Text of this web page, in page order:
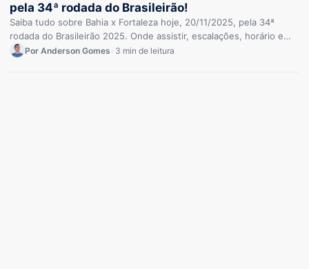
pela 34ª rodada do Brasileirão!
Saiba tudo sobre Bahia x Fortaleza hoje, 20/11/2025, pela 34ª
rodada do Brasileirão 2025. Onde assistir, escalações, horário e
mais!Por Anderson Gomes 3 min de leitura